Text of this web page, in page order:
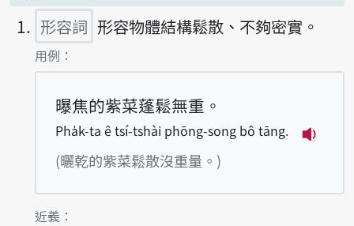
形容詞 形容物體結構鬆散、不夠密實。
第1項釋義的
用例：
曝焦的紫菜蓬鬆無重。
Pha̍k-ta ê tsí-tshài phōng-song bô tāng.
(曬乾的紫菜鬆散沒重量。)
第1項釋義的
近義：